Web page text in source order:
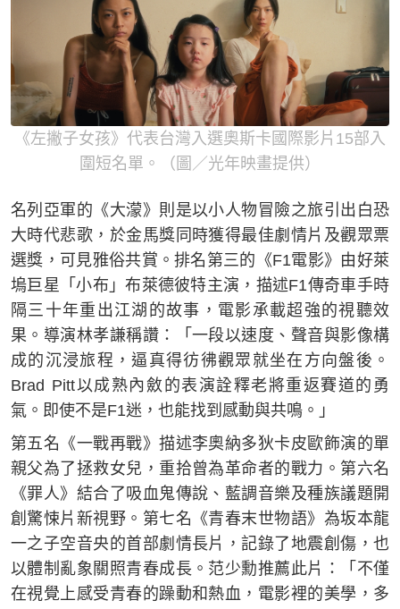
《左撇子女孩》代表台灣入選奧斯卡國際影片15部入
圍短名單。（圖／光年映畫提供）
名列亞軍的《大濛》則是以小人物冒險之旅引出白恐
大時代悲歌，於金馬獎同時獲得最佳劇情片及觀眾票
選獎，可見雅俗共賞。排名第三的《F1電影》由好萊
塢巨星「小布」布萊德彼特主演，描述F1傳奇車手時
隔三十年重出江湖的故事，電影承載超強的視聽效
果。導演林孝謙稱讚：「一段以速度、聲音與影像構
成的沉浸旅程，逼真得彷彿觀眾就坐在方向盤後。
Brad Pitt以成熟內斂的表演詮釋老將重返賽道的勇
氣。即使不是F1迷，也能找到感動與共鳴。」
第五名《一戰再戰》描述李奧納多狄卡皮歐飾演的單
親父為了拯救女兒，重拾曾為革命者的戰力。第六名
《罪人》結合了吸血鬼傳說、藍調音樂及種族議題開
創驚悚片新視野。第七名《青春末世物語》為坂本龍
一之子空音央的首部劇情長片，記錄了地震創傷，也
以體制亂象關照青春成長。范少勳推薦此片：「不僅
在視覺上感受青春的躁動和熱血，電影裡的美學，多